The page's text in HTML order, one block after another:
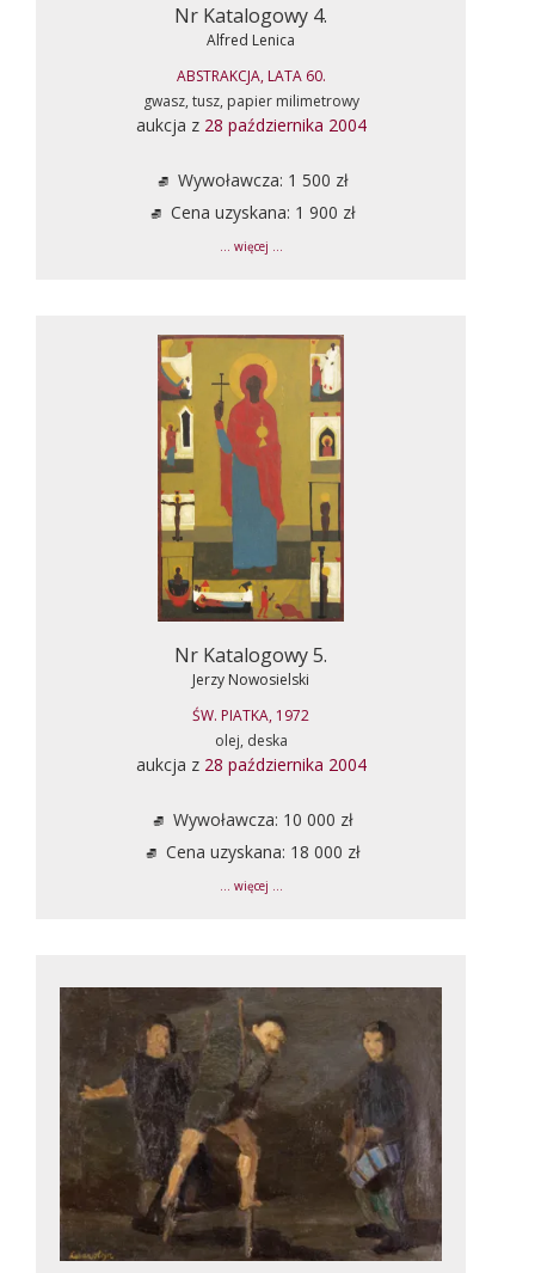
Nr Katalogowy 4.
Alfred Lenica
ABSTRAKCJA, LATA 60.
gwasz, tusz, papier milimetrowy
aukcja z 28 października 2004
Wywoławcza: 1 500 zł
Cena uzyskana: 1 900 zł
... więcej ...
Nr Katalogowy 5.
Jerzy Nowosielski
ŚW. PIATKA, 1972
olej, deska
aukcja z 28 października 2004
Wywoławcza: 10 000 zł
Cena uzyskana: 18 000 zł
... więcej ...